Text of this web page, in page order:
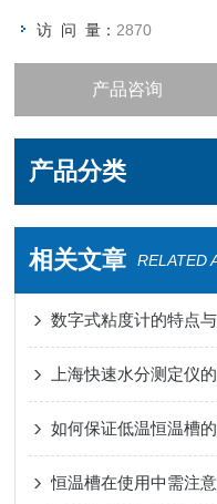
访 问 量： 2870
产品咨询
产品分类
相关文章 RELATED
数字式粘度计的特点
上海快速水分测定仪
如何保证低温恒温槽
恒温槽在使用中需注